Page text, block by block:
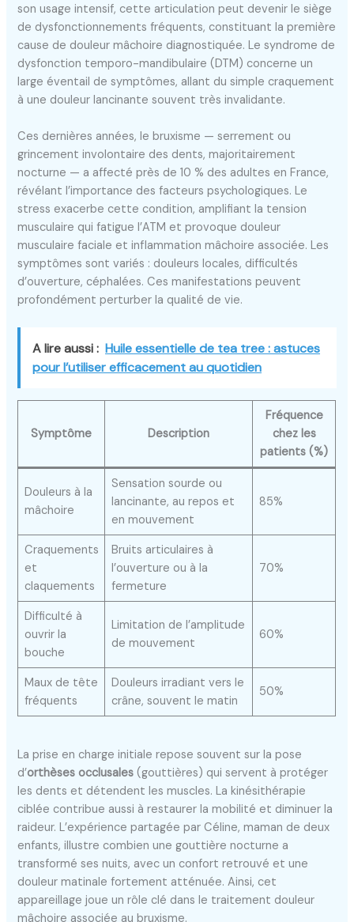
son usage intensif, cette articulation peut devenir le siège
de dysfonctionnements fréquents, constituant la première
cause de douleur mâchoire diagnostiquée. Le syndrome de
dysfonction temporo-mandibulaire (DTM) concerne un
large éventail de symptômes, allant du simple craquement
à une douleur lancinante souvent très invalidante.
Ces dernières années, le bruxisme — serrement ou
grincement involontaire des dents, majoritairement
nocturne — a affecté près de 10 % des adultes en France,
révélant l’importance des facteurs psychologiques. Le
stress exacerbe cette condition, amplifiant la tension
musculaire qui fatigue l’ATM et provoque douleur
musculaire faciale et inflammation mâchoire associée. Les
symptômes sont variés : douleurs locales, difficultés
d’ouverture, céphalées. Ces manifestations peuvent
profondément perturber la qualité de vie.
A lire aussi : Huile essentielle de tea tree : astuces
pour l’utiliser efficacement au quotidien
Symptôme Description
Fréquence
chez les
patients (%)
Douleurs à la
mâchoire
Sensation sourde ou
lancinante, au repos et
en mouvement
85%
Craquements
et
claquements
Bruits articulaires à
l’ouverture ou à la
fermeture
70%
Difficulté à
ouvrir la
bouche
Limitation de l’amplitude
de mouvement
60%
Maux de tête
fréquents
Douleurs irradiant vers le
crâne, souvent le matin
50%
La prise en charge initiale repose souvent sur la pose
d’orthèses occlusales (gouttières) qui servent à protéger
les dents et détendent les muscles. La kinésithérapie
ciblée contribue aussi à restaurer la mobilité et diminuer la
raideur. L’expérience partagée par Céline, maman de deux
enfants, illustre combien une gouttière nocturne a
transformé ses nuits, avec un confort retrouvé et une
douleur matinale fortement atténuée. Ainsi, cet
appareillage joue un rôle clé dans le traitement douleur
mâchoire associée au bruxisme.